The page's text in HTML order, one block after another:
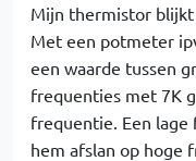
Mijn thermistor blijkt
Met een potmeter
een waarde tussen
frequenties met 7K
frequentie. Een
hem afslan op hoge